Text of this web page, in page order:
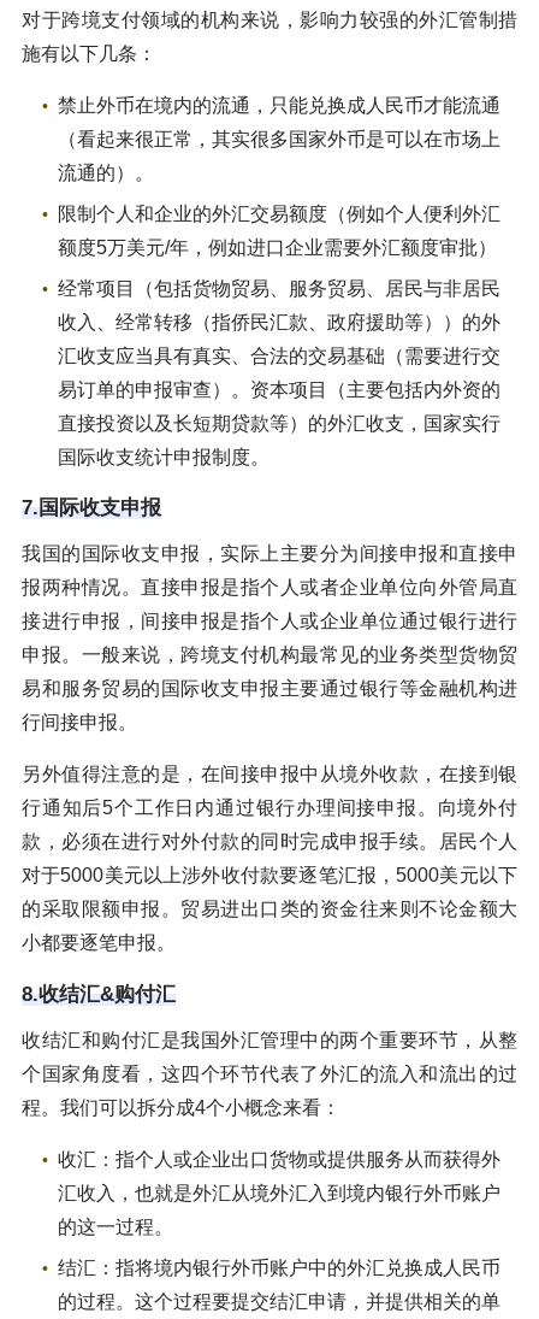
对于跨境支付领域的机构来说，影响力较强的外汇管制措
施有以下几条：
禁止外币在境内的流通，只能兑换成人民币才能流通
（看起来很正常，其实很多国家外币是可以在市场上
流通的）。
限制个人和企业的外汇交易额度（例如个人便利外汇
额度5万美元/年，例如进口企业需要外汇额度审批）
经常项目（包括货物贸易、服务贸易、居民与非居民
收入、经常转移（指侨民汇款、政府援助等））的外
汇收支应当具有真实、合法的交易基础（需要进行交
易订单的申报审查）。资本项目（主要包括内外资的
直接投资以及长短期贷款等）的外汇收支，国家实行
国际收支统计申报制度。
7.国际收支申报
我国的国际收支申报，实际上主要分为间接申报和直接申
报两种情况。直接申报是指个人或者企业单位向外管局直
接进行申报，间接申报是指个人或企业单位通过银行进行
申报。一般来说，跨境支付机构最常见的业务类型货物贸
易和服务贸易的国际收支申报主要通过银行等金融机构进
行间接申报。
另外值得注意的是，在间接申报中从境外收款，在接到银
行通知后5个工作日内通过银行办理间接申报。向境外付
款，必须在进行对外付款的同时完成申报手续。居民个人
对于5000美元以上涉外收付款要逐笔汇报，5000美元以下
的采取限额申报。贸易进出口类的资金往来则不论金额大
小都要逐笔申报。
8.收结汇&购付汇
收结汇和购付汇是我国外汇管理中的两个重要环节，从整
个国家角度看，这四个环节代表了外汇的流入和流出的过
程。我们可以拆分成4个小概念来看：
收汇：指个人或企业出口货物或提供服务从而获得外
汇收入，也就是外汇从境外汇入到境内银行外币账户
的这一过程。
结汇：指将境内银行外币账户中的外汇兑换成人民币
的过程。这个过程要提交结汇申请，并提供相关的单